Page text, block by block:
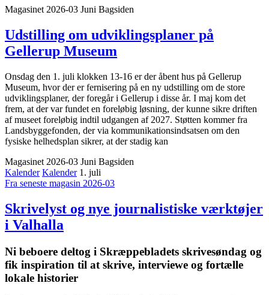
Magasinet 2026-03 Juni Bagsiden
Udstilling om udviklings­planer på
Gellerup Museum
Onsdag den 1. juli klokken 13-16 er der åbent hus på Gellerup
Museum, hvor der er fernisering på en ny udstilling om de store
udviklingsplaner, der foregår i Gellerup i disse år. I maj kom det
frem, at der var fundet en foreløbig løsning, der kunne sikre driften
af museet foreløbig indtil udgangen af 2027. Støtten kommer fra
Landsbyggefonden, der via kommunikationsindsatsen om den
fysiske helhedsplan sikrer, at der stadig kan
Magasinet 2026-03 Juni Bagsiden
Kalender Kalender1. juli
Fra seneste magasin 2026-03
Skrivelyst og nye journalistiske værktøjer
i Valhalla
Ni beboere deltog i Skræppe­bladets skrivesøndag og
fik inspiration til at skrive, interviewe og fortælle
lokale historier